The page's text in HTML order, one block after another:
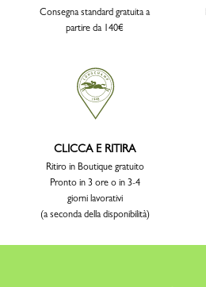
Consegna standard gratuita a
partire da 140€
CLICCA E RITIRA
Ritiro in Boutique gratuito
Pronto in 3 ore o in 3-4
giorni lavorativi
(a seconda della disponibilità)